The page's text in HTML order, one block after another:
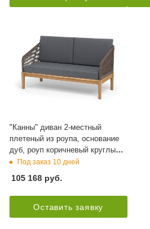
"Канны" диван 2-местный
плетеный из роупа, основание
дуб, роуп коричневый круглый,
ткань темно-серая 027 NEW
Под заказ 10 дней
105 168 руб.
Оставить заявку